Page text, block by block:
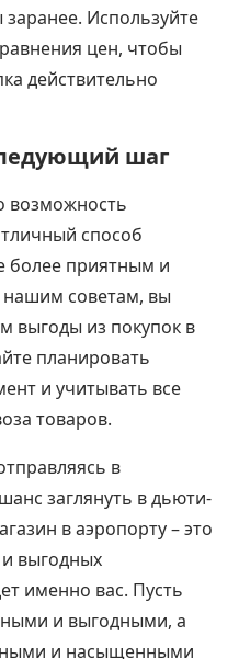
Используйте
цен, чтобы
действительно
шаг
возможность
способ
более приятным и
советам, вы
выгоды из покупок в
планировать
и учитывать все
товаров.
в
заглянуть в дьюти-
в аэропорту – это
выгодных
именно вас. Пусть
и выгодными, а
и насыщенными